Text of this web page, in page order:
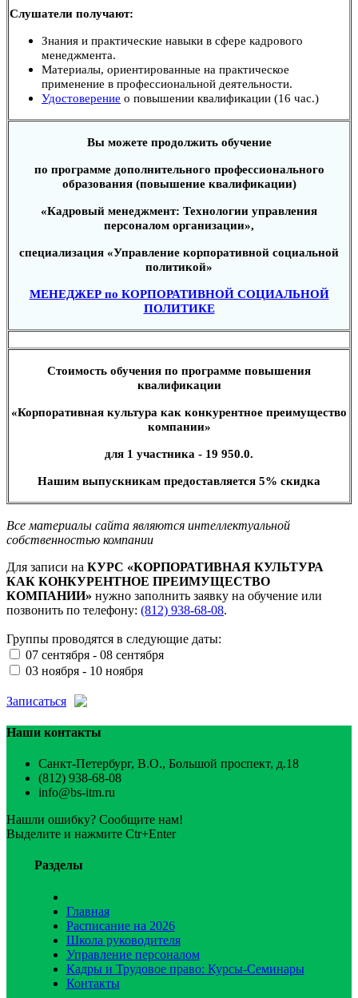
Слушатели получают:
Знания и практические навыки в сфере кадрового
менеджмента.
Материалы, ориентированные на практическое
применение в профессиональной деятельности.
Удостоверение о повышении квалификации (16 час.)
Вы можете продолжить обучение
по программе дополнительного профессионального
образования (повышение квалификации)
«Кадровый менеджмент: Технологии управления
персоналом организации»,
специализация «Управление корпоративной социальной
политикой»
МЕНЕДЖЕР по КОРПОРАТИВНОЙ СОЦИАЛЬНОЙ
ПОЛИТИКЕ
Стоимость обучения по программе повышения
квалификации
«Корпоративная культура как конкурентное преимущество
компании»
для 1 участника - 19 950.0.
Нашим выпускникам предоставляется 5% скидка
Все материалы сайта являются интеллектуальной
собственностью компании
Для записи на КУРС «КОРПОРАТИВНАЯ КУЛЬТУРА
КАК КОНКУРЕНТНОЕ ПРЕИМУЩЕСТВО
КОМПАНИИ» нужно заполнить заявку на обучение или
позвонить по телефону: (812) 938-68-08.
Группы проводятся в следующие даты:
07 сентября - 08 сентября
03 ноября - 10 ноября
Записаться
Наши контакты
Санкт-Петербург, В.О., Большой проспект, д.18
(812) 938-68-08
info@bs-itm.ru
Нашли ошибку? Сообщите нам!
Выделите и нажмите Ctr+Enter
Разделы
Главная
Расписание на 2026
Школа руководителя
Управление персоналом
Кадры и Трудовое право: Курсы-Семинары
Контакты